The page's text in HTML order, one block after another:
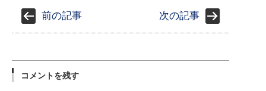
前の記事 次の記事
コメントを残す